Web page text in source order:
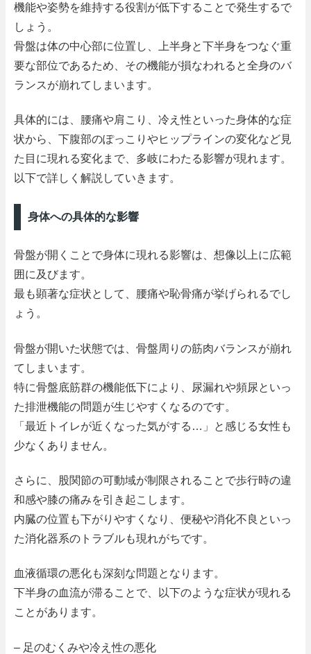
機能や姿勢を維持する役割が低下することで発生するで
しょう。
骨盤は体の中心部に位置し、上半身と下半身をつなぐ重
要な部位であるため、その機能が損なわれると全身のバ
ランスが崩れてしまいます。
具体的には、腰痛や肩こり、冷え性といった身体的な症
状から、下腹部のぽっこりやヒップラインの変化など見
た目に現れる変化まで、多岐にわたる影響が現れます。
以下で詳しく解説していきます。
身体への具体的な影響
骨盤が開くことで身体に現れる影響は、想像以上に広範
囲に及びます。
最も顕著な症状として、腰痛や恥骨痛が挙げられるでし
ょう。
骨盤が開いた状態では、骨盤周りの筋肉バランスが崩れ
てしまいます。
特に骨盤底筋群の機能低下により、尿漏れや頻尿といっ
た排泄機能の問題が生じやすくなるのです。
「最近トイレが近くなった気がする…」と感じる女性も
少なくありません。
さらに、股関節の可動域が制限されることで歩行時の違
和感や膝の痛みを引き起こします。
内臓の位置も下がりやすくなり、便秘や消化不良といっ
た消化器系のトラブルも現れがちです。
血液循環の悪化も深刻な問題となります。
下半身の血流が滞ることで、以下のような症状が現れる
ことがあります。
– 足のむくみや冷え性の悪化